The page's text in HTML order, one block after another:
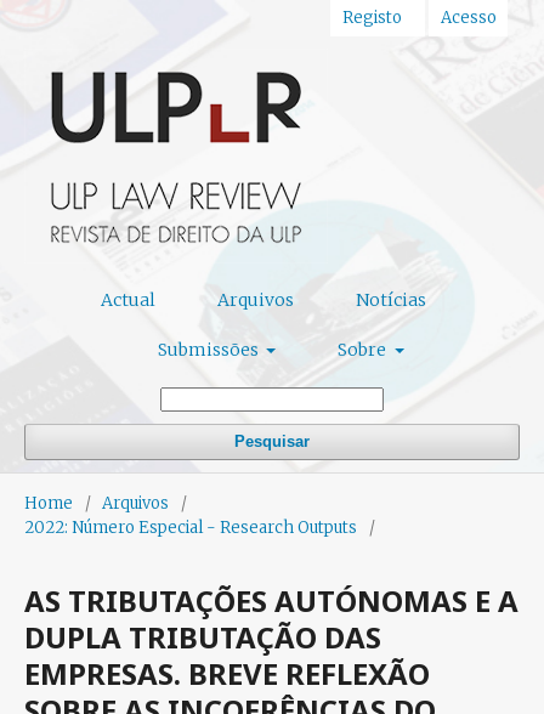
Actual Arquivos Notícias
Submissões Sobre
Pesquisar
Registo Acesso
Home / Arquivos
/
2022: Número Especial - Research Outputs
/
AS TRIBUTAÇÕES AUTÓNOMAS E A
DUPLA TRIBUTAÇÃO DAS
EMPRESAS. BREVE REFLEXÃO